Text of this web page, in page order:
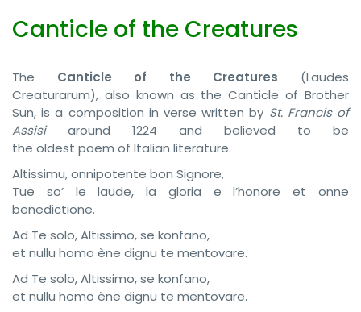
Canticle of the Creatures
The Canticle of the Creatures (Laudes
Creaturarum), also known as the Canticle of Brother
Sun, is a composition in verse written by St. Francis of
Assisiaround 1224 and believed to be
the oldest poem of Italian literature.
Altissimu, onnipotente bon Signore,
Tue so’ le laude, la gloria e l’honore et onne
benedictione.
Ad Te solo, Altissimo, se konfano,
et nullu homo ène dignu te mentovare.
Ad Te solo, Altissimo, se konfano,
et nullu homo ène dignu te mentovare.